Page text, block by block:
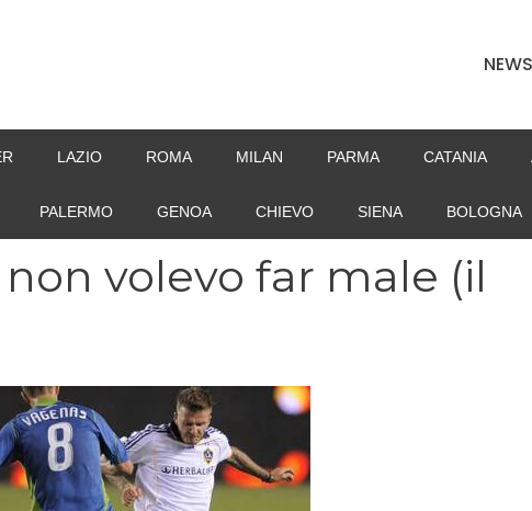
NEWS
LAZIO ROMA MILAN PARMA CATANIA
PALERMO GENOA CHIEVO SIENA BOLOGNA
volevo far male (il